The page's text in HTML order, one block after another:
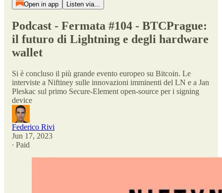
Open in app Listen via...
Podcast - Fermata #104 - BTCPrague:
il futuro di Lightning e degli hardware
wallet
Si è concluso il più grande evento europeo su Bitcoin. Le
interviste a Niftiney sulle innovazioni imminenti del LN e a Jan
Pleskac sul primo Secure-Element open-source per i signing
device
Federico Rivi
Jun 17, 2023
∙ Paid